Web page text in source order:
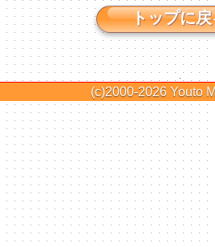
トップに戻
(c)2000-2026 Youto